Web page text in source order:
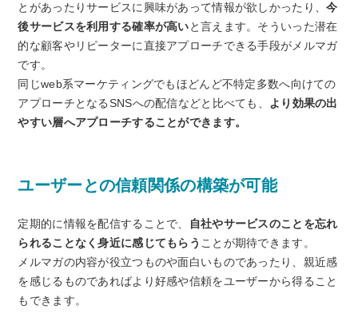
とがあったりサービスに興味があって情報が欲しかったり、今
後サービスを利用する確率が高い と言えます。そういった潜在
的な顧客やリピーターに直接アプローチできる手段がメルマガ
です。
同じweb系マーケティングでもほどんど不特定多数へ向けての
アプローチとなるSNSへの配信などと比べても、
より効果の出
やすい層へアプローチすることができます。
ユーザーとの信頼関係の構築が可能
定期的に情報を配信することで、
自社やサービスのことを忘れ
られることなく身近に感じてもらう ことが期待できます。
メルマガの内容が役立つものや面白いものであったり、親近感
を感じるものであればより好感や信頼をユーザーから得ること
もできます。